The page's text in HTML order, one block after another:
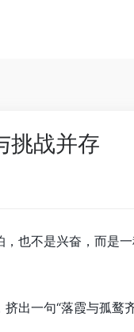
挑战并存
也不是兴奋，而
出一句“落霞与孤